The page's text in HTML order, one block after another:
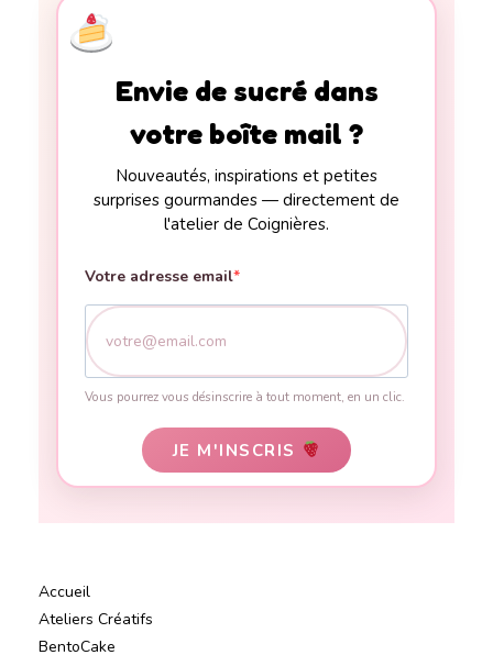
Envie de sucré dans
votre boîte mail ?
Nouveautés, inspirations et petites
surprises gourmandes — directement de
l'atelier de Coignières.
Votre adresse email
Vous pourrez vous désinscrire à tout moment, en un clic.
JE M'INSCRIS
Accueil
Ateliers Créatifs
BentoCake